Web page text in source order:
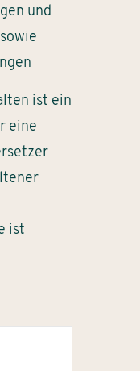
und
ist ein
eine
ist